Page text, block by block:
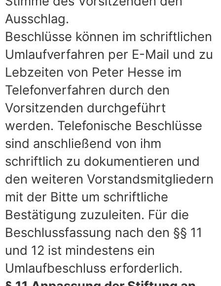
Ausschlag.
Beschlüsse können im schriftlichen
Umlaufverfahren per E-Mail und zu
Lebzeiten von Peter Hesse im
Telefonverfahren durch den
Vorsitzenden durchgeführt
werden. Telefonische Beschlüsse
sind anschließend von ihm
schriftlich zu dokumentieren und
den weiteren Vorstandsmitgliedern
mit der Bitte um schriftliche
Bestätigung zuzuleiten. Für die
Beschlussfassung nach den §§ 11
und 12 ist mindestens ein
Umlaufbeschluss erforderlich.